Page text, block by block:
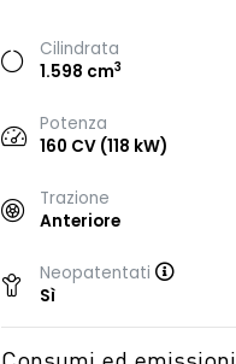
Cilindrata
1.598 cm3
Potenza
160 CV (118 kW)
Trazione
Anteriore
Neopatentati
Sì